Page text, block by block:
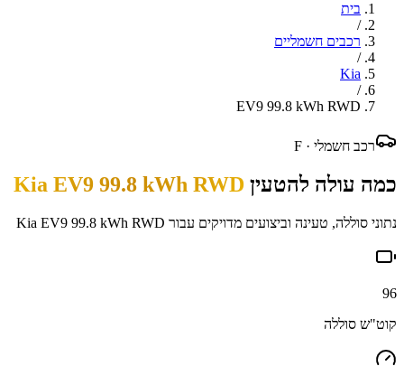
בית
/
רכבים חשמליים
/
Kia
/
EV9 99.8 kWh RWD
רכב חשמלי · F
כמה עולה להטעין Kia EV9 99.8 kWh RWD
נתוני סוללה, טעינה וביצועים מדויקים עבור Kia EV9 99.8 kWh RWD
96
קוט"ש סוללה